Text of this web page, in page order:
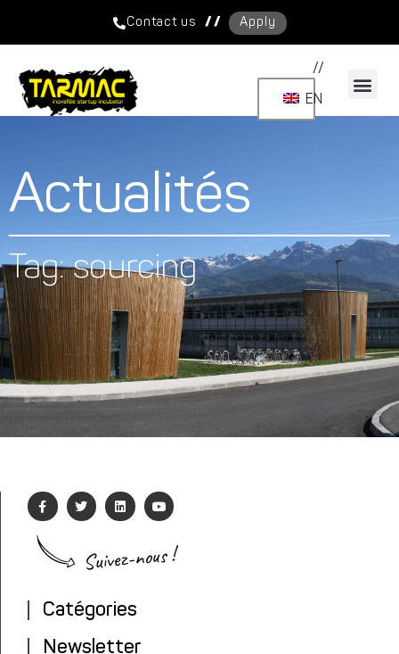
Contact us / / Apply
//
EN
Actualités
Tag: sourcing
Suivez-nous !
Catégories
Newsletter